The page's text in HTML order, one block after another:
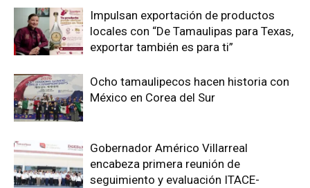
Impulsan exportación de productos
locales con “De Tamaulipas para Texas,
exportar también es para ti”
Ocho tamaulipecos hacen historia con
México en Corea del Sur
Gobernador Américo Villarreal
encabeza primera reunión de
seguimiento y evaluación ITACE-